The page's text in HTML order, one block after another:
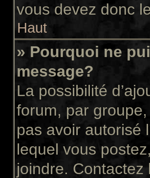
vous devez donc
Haut
» Pourquoi ne
message?
La possibilité
forum, par
pas avoir autorisé
lequel vous
joindre. Contactez